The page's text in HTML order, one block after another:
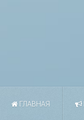
ГЛАВНАЯ